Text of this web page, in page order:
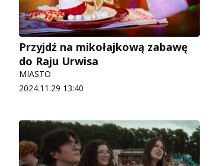
Przyjdź na mikołajkową zabawę
do Raju Urwisa
MIASTO
2024.11.29 13:40